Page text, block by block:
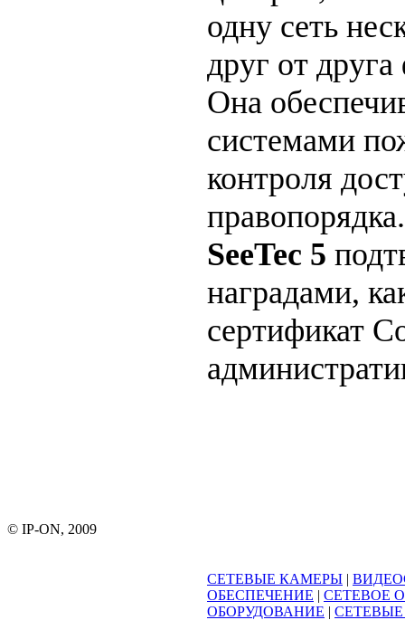
одну сеть
друг от
Она
системами
контроля
SeeTec 5
наградами,
сертификат
© IP-ON, 2009
СЕТЕВЫЕ КАМЕРЫ |
ОБЕСПЕЧЕНИЕ | СЕТЕВОЕ
ОБОРУДОВАНИЕ |